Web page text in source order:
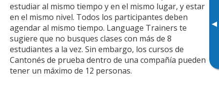
▸
estudiar al mismo tiempo y en el mismo lugar, y estar
en el mismo nivel. Todos los participantes deben
agendar al mismo tiempo. Language Trainers te
sugiere que no busques clases con más de 8
estudiantes a la vez. Sin embargo, los cursos de
Cantonés de prueba dentro de una compañía pueden
tener un máximo de 12 personas.